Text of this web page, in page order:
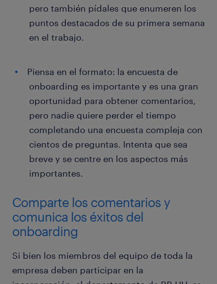
pero también pídales que enumeren los
puntos destacados de su primera semana
en el trabajo.
Piensa en el formato: la encuesta de
onboarding es importante y es una gran
oportunidad para obtener comentarios,
pero nadie quiere perder el tiempo
completando una encuesta compleja con
cientos de preguntas. Intenta que sea
breve y se centre en los aspectos más
importantes.
Comparte los comentarios y
comunica los éxitos del
onboarding
Si bien los miembros del equipo de toda la
empresa deben participar en la